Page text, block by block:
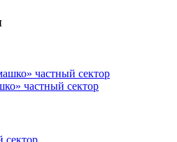
частный сектор